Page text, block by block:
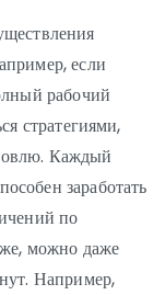
если
рабочий
стратегиями,
Каждый
заработать
по
можно даже
Например,